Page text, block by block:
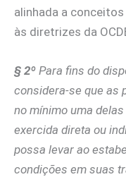
alinhada a
às diretrizes da
§ 2º Para fins do
considera-se que as
no mínimo uma
exercida direta ou
possa levar ao
condições em suas